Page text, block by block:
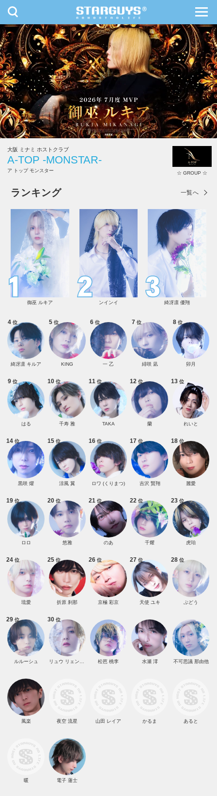
九州・沖縄 北海道・東北
toggle
navigation
大阪 ミナミ ホストクラブ
A-TOP -MONSTAR-
ア トップ モンスター ☆ GROUP ☆
ランキング 一覧へ
御巫 ルキア ンインイ 綺冴凛 優翔
4 位
綺冴凛 キルア
5 位
KING
6 位
一 乙
7 位
緋咲 凪
8位
卯月
9 位
はる
10位
千寿 雅
11位
TAKA
12 位
蘭
13 位
れいと
14位
黒咲 燿
15位
涼風 翼
16位
ロワ (くりまつ)
17 位
吉沢 賢翔
18 位
麗愛
19位
ロロ
20位
悠雅
21 位
のあ
22 位
千耀
23 位
虎珀
24位
琉愛
25位
折原 刹那
26位
京極 彩京
27 位
天使 ユキ
28 位
ぶどう
29位
ルルーシュ
30位
リュウ リェンチー 松芭 桃李 水瀬 澪 不可思議 那由他
風楽 夜空 流星 山田 レイア かるま あると
暖 電子 蓮士